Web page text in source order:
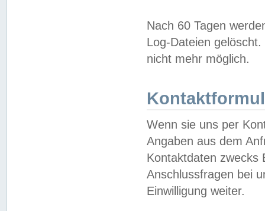
Nach 60 Tagen
Log-Dateien
nicht mehr möglich.
Wenn sie uns per
Angaben aus dem
Kontaktdaten zwecks
Anschlussfragen bei
Einwilligung weiter.